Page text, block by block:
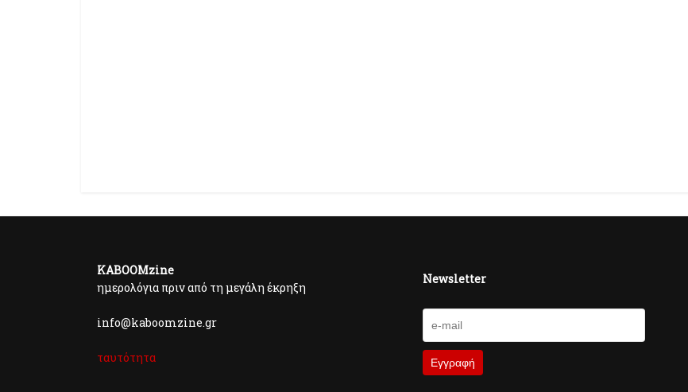
KABOOMzine
ημερολόγια πριν από τη μεγάλη έκρηξη
info@kaboomzine.gr
ταυτότητα
Newsletter